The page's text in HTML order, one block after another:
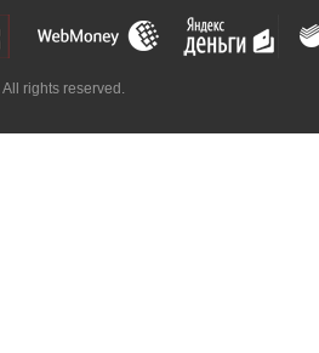
rights reserved.